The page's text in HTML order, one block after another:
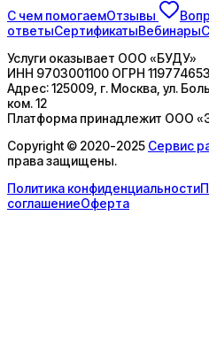
С чем помогаемОтзывы
ответыСертификатыВебинары
Услуги оказывает ООО «БУДУ»
ИНН 9703001100 ОГРН
Адрес:125009, г. Москва, ул.
ком. 12
Платформа принадлежит ООО
Copyright © 2020-2025 Сервис
права защищены.
Политика конфиденциальности
соглашениеОферта